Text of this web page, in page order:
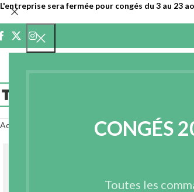
CONGÉS
Toutes les
Accueil Autres entoilages Film en
L'entreprise sera fermée pour congés du 3 au 23